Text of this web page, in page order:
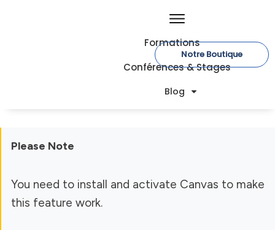
Formations
Conférences & Stages
Blog
Notre Boutique
Please Note
You need to install and activate Canvas to make
this feature work.